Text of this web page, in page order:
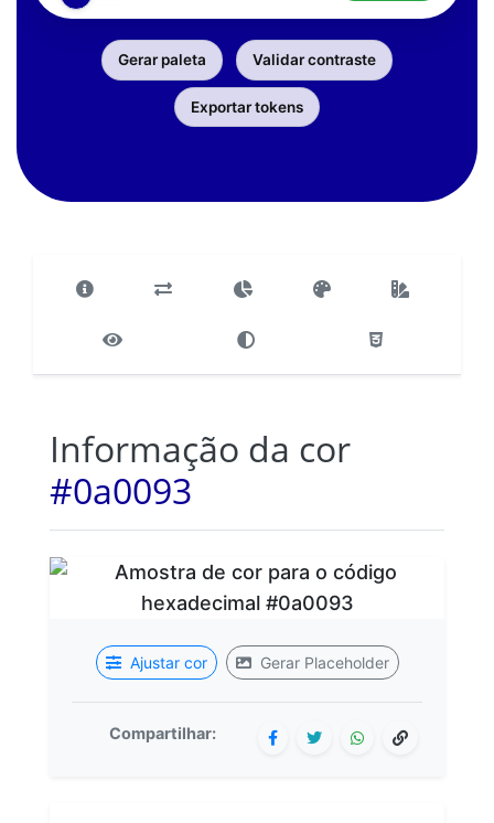
Gerar paleta Validar contraste
Exportar tokens
Informação da cor
#0a0093
Ajustar cor Gerar Placeholder
Compartilhar: